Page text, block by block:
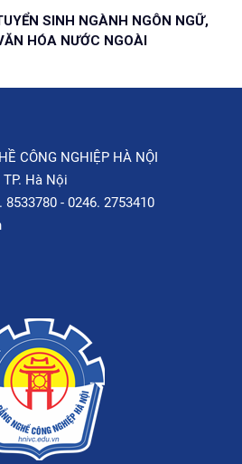
SINH NGÀNH NGÔN NGỮ,
HÓA NƯỚC NGOÀI
CÔNG NGHIỆP HÀ NỘI
Hà Nội
8533780 - 0246. 2753410